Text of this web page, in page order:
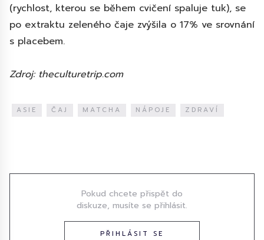
(rychlost, kterou se během cvičení spaluje tuk), se
po extraktu zeleného čaje zvýšila o 17% ve srovnání
s placebem.
Zdroj: theculturetrip.com
ASIE ČAJ MATCHA NÁPOJE ZDRAVÍ
Pokud chcete přispět do
diskuze, musíte se přihlásit.
PŘIHLÁSIT SE